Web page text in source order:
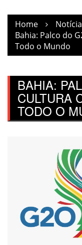
Home
Bahia: Palco do
Todo o Mundo
BAHIA:
CULTURA
TODO O